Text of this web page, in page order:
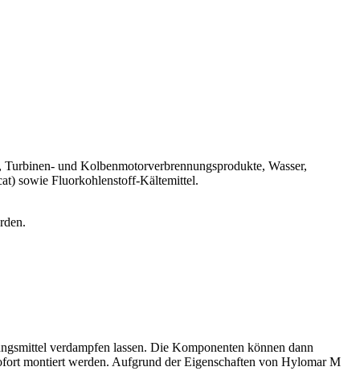
und Kolbenmotorverbrennungsprodukte, Wasser,
sowie Fluorkohlenstoff-Kältemittel.
verdampfen lassen. Die Komponenten können dann
montiert werden. Aufgrund der Eigenschaften von Hylomar M